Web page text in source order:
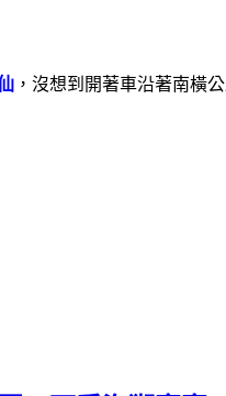
，沒想到開著車沿著南橫